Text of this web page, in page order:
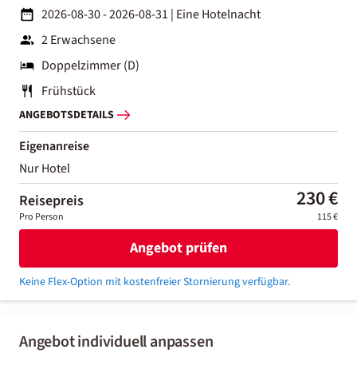
Angebot individuell anpassen
2026-08-30 - 2026-08-31 | Eine Hotelnacht
2 Erwachsene
Doppelzimmer (D)
Frühstück
ANGEBOTSDETAILS
Eigenanreise
Nur Hotel
Reisepreis 230 €
Pro Person 115 €
Angebot prüfen
Keine Flex-Option mit kostenfreier Stornierung verfügbar.